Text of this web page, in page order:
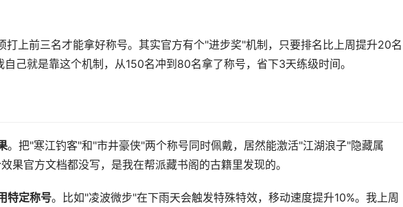
打上前三名才能拿好称号。其实官方有个"进步奖"机制，只要排名比上周提升20名
己就是靠这个机制，从150名冲到80名拿了称号，省下3天练级时间。
。把"寒江钓客"和"市井豪侠"两个称号同时佩戴，居然能激活"江湖浪子"隐藏属
果官方文档都没写，是我在帮派藏书阁的古籍里发现的。
特定称号。比如"凌波微步"在下雨天会触发特殊特效，移动速度提升10%。我上周